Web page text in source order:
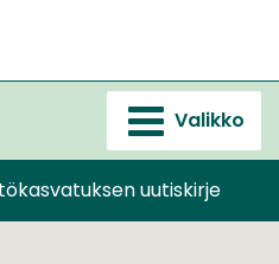
Valikko
uutiskirje